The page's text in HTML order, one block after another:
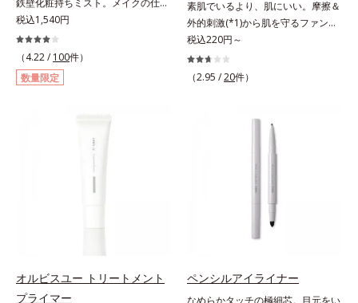
カバーしながら自然な仕上がりを叶
えます。また、ファンデーションを
つけている間に保湿成分が肌へ浸透
(*2)するスキンコンディショニング
セラム設計(*3)を採用。肌に触れた
うな透明感とツヤを生み出すこと
で、“つるん”とした光のヴェールを
まとったような仕上がりに。*1 ス
キンフィットカラー成分（酸化チタ
ン、酸化鉄、ステアロイルグルタミ
鉄壁化粧持ちミスト。メイクの仕上
げにシュッとひと吹き。肌とメイク
の密着感をピタッと高め、メイクく
ずれを防ぎ、化粧持ちをアップさせ
るミストタイプの化粧水です。くず
れ防止成分(*1)を含む層と美容成分
振って混ぜると、美容成分がくずれ
防止成分を包み込み、メイクの上に
ピタッと密着。くずれ防止成分が
汗・水・皮脂をはじきながら、美容
ぎます。*1 トリメチルシロキシケ
イ酸、ジメチコン配合＝汗や水、皮
脂をはじき、メイクくずれを防ぐ成
税込1,540円
（4.22 / 100件）
数量限定
素肌でいるより、肌にいい。摩擦＆
外的刺激(*1)から肌を守るファンデ
ーション。肌荒れやニキビがある
と、ファンデーションを塗っていい
か悩むもの。とはいえ、素肌のまま
れしやすい、ニキビができやすい人
こそ、肌負担が少ない低刺激設計の
ファンデーションで守るのがベス
ト。「クリアフル エッセンス カバ
ー ファンデーション」は紫外線吸
収剤不使用のうえ、敏感肌対象パッ
チテスト済(*2)、ノンコメドジェニ
ックテスト済(*3)で、とことん肌の
に包まれた水分保持力の高い粉体や
税込220円～
（2.95 /20件）
オルビスユー トリートメント
プライマー
ペンシルアイライナー
なめらかタッチの極細芯。目元をい